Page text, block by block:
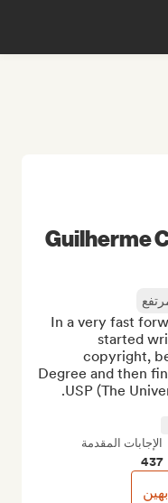
Guilherme
In a very fast
started
copyright,
Degree and then
الإجابات المقدمة
437